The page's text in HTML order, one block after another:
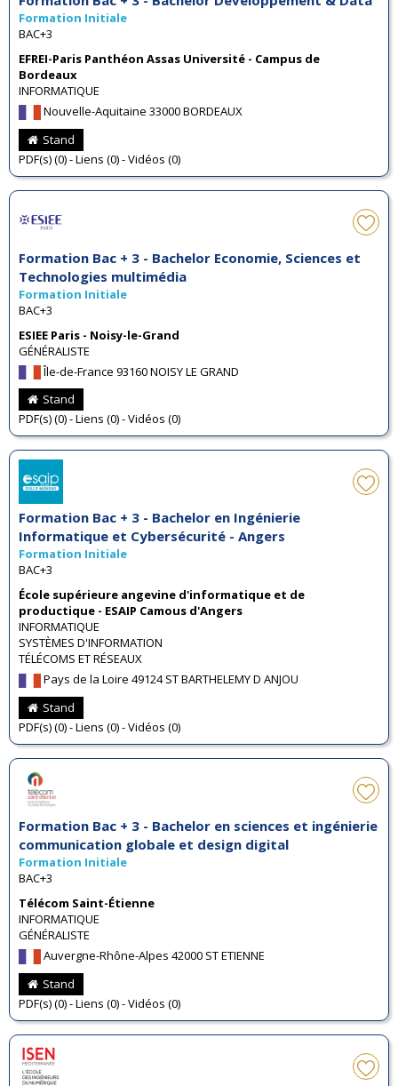
Formation Initiale
BAC+3
EFREI-Paris Panthéon Assas Université - Campus de
Bordeaux
INFORMATIQUE
Nouvelle-Aquitaine 33000 BORDEAUX
Stand
PDF(s) (0) - Liens (0) - Vidéos (0)
Formation Bac + 3 - Bachelor Economie, Sciences et
Technologies multimédia
Formation Initiale
BAC+3
ESIEE Paris - Noisy-le-Grand
GÉNÉRALISTE
Île-de-France 93160 NOISY LE GRAND
Stand
PDF(s) (0) - Liens (0) - Vidéos (0)
Formation Bac + 3 - Bachelor en Ingénierie
Informatique et Cybersécurité - Angers
Formation Initiale
BAC+3
École supérieure angevine d'informatique et de
productique - ESAIP Camous d'Angers
INFORMATIQUE
SYSTÈMES D'INFORMATION
TÉLÉCOMS ET RÉSEAUX
Pays de la Loire 49124 ST BARTHELEMY D ANJOU
Stand
PDF(s) (0) - Liens (0) - Vidéos (0)
Formation Bac + 3 - Bachelor en sciences et ingénierie
communication globale et design digital
Formation Initiale
BAC+3
Télécom Saint-Étienne
INFORMATIQUE
GÉNÉRALISTE
Auvergne-Rhône-Alpes 42000 ST ETIENNE
Stand
PDF(s) (0) - Liens (0) - Vidéos (0)